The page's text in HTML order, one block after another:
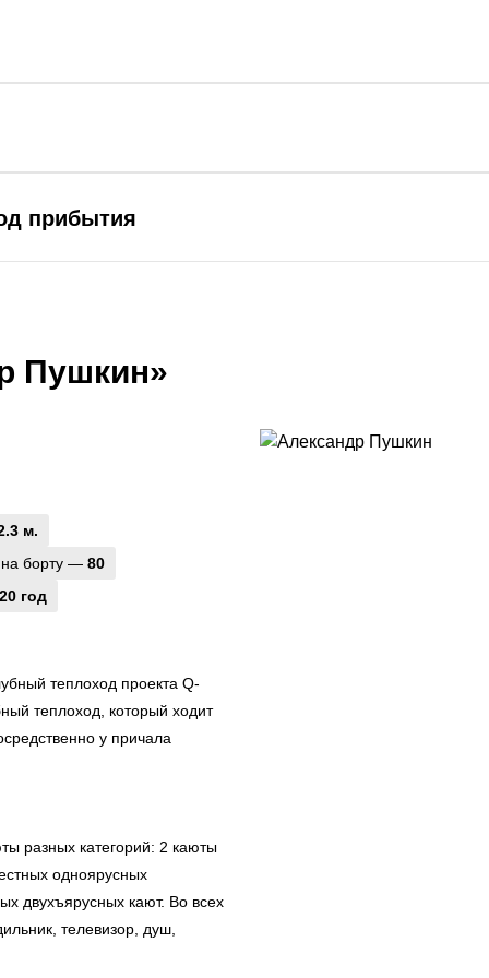
прибытия
Пушкин»
м.
борту — 80
год
теплоход проекта Q-
теплоход, который ходит
у причала
разных категорий: 2 каюты
одноярусных
двухъярусных кают. Во всех
телевизор, душ,